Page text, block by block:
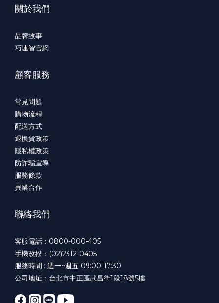
關於我們
品牌故事
巧連智官網
顧客服務
常見問題
購物流程
配送方式
退換貨政策
隱私權政策
防詐騙宣導
服務條款
異業合作
聯絡我們
客服電話：0800-000-405
手機改撥：(02)2312-0405
服務時間 : 週一~週五 09:00-17:30
公司地址：台北市中正區武昌街1段18號5樓